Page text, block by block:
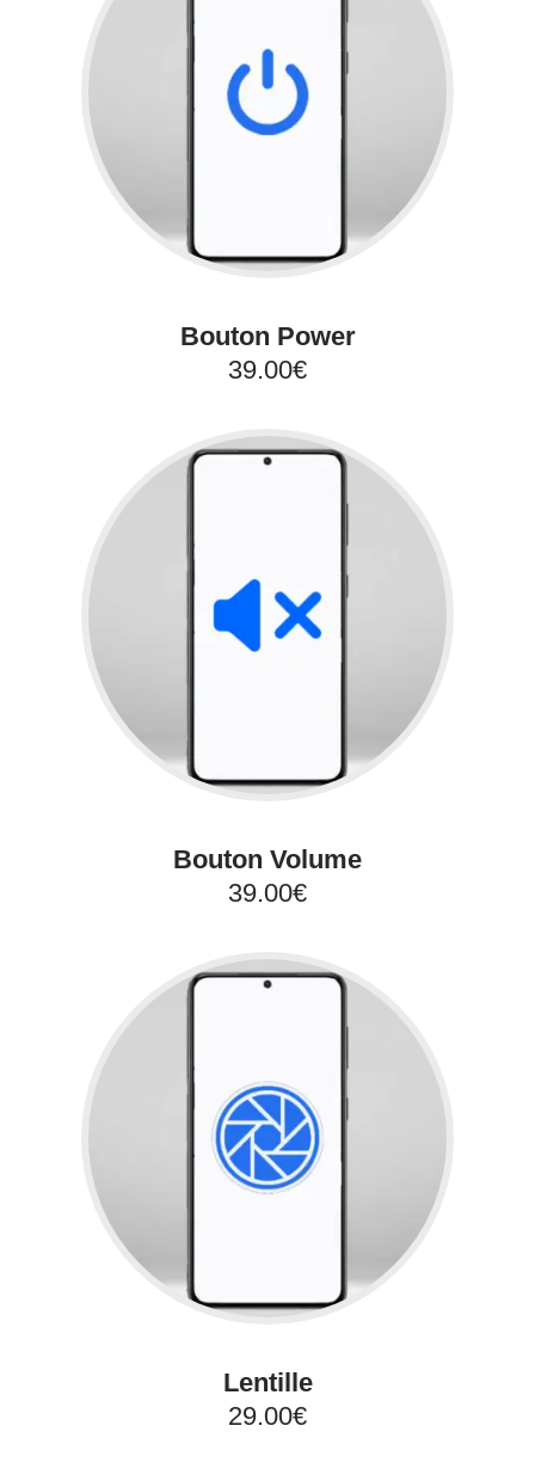
Bouton Power
39.00€
Bouton Volume
39.00€
Lentille
29.00€